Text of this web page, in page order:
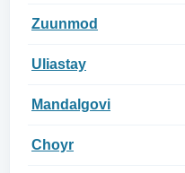
Zuunmod
Uliastay
Mandalgovi
Choyr